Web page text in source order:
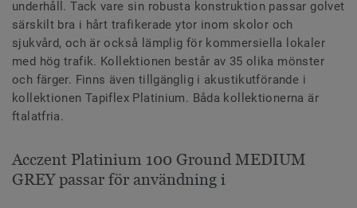
underhåll. Tack vare sin robusta konstruktion passar golvet
särskilt bra i hårt trafikerade ytor inom skolor och
sjukvård, och är också lämplig för kommersiella lokaler
med hög trafik. Kollektionen består av 35 olika mönster
och färger. Finns även tillgänglig i akustikutförande i
kollektionen Tapiflex Platinium. Båda kollektionerna är
ftalatfria.
Acczent Platinium 100 Ground MEDIUM
GREY passar för användning i